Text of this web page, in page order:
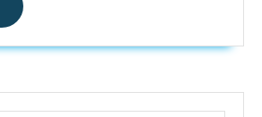
READ
MORE